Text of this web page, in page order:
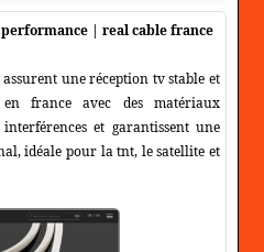
| real cable france
une réception tv stable et
france avec des matériaux
et garantissent une
idéale pour la tnt, le satellite et